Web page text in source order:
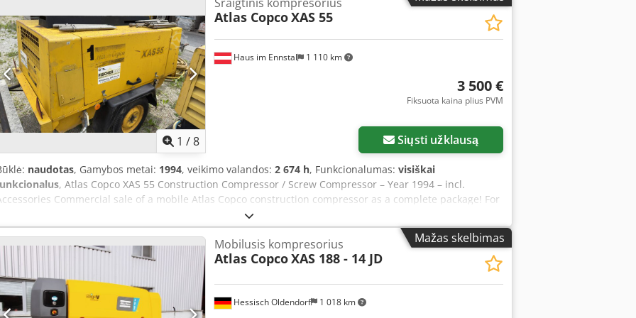
1 /8
Haus im Ennstal 1 110 km
Sraigtinis kompresorius
Atlas CopcoXAS 55
3 500 €
Fiksuota kaina plius PVM
Siųsti užklausą
naudotas, Gamybos metai: 1994, veikimo valandos: 2 674 h, Funkcionalumas: visiškai
, Atlas Copco XAS 55 Construction Compressor / Screw Compressor – Year 1994 – incl.
Commercial sale of a mobile Atlas Copco construction compressor as a complete package! For
sale is a reliable and robust screw compressor from the quality manufacturer Atlas Copco, model XAS 55.
unit comes from the fleet of Fischer Bau GmbH, is mounted on a practical single-axle chassis with
and is immediately ready for use on the construction site. Vehicle & Technical Data (according to
plate & instruments): Manufacturer: Atlas Copco Model: XAS 55 Year of manufacture: 1994
hours: 2,674.5 hours (as per original VDO hour meter) Design: Mobile compressor on trailer
(single axle) Comprehensive accessories included (as pictured): Large roll of yellow compressed air
with suitable couplings A large package of heavy-duty insert tools for demolition and pneumatic
Mažas skelbimas
Hessisch Oldendorf 1 018 km
Mobilusis kompresorius
Atlas CopcoXAS 188 - 14 JD